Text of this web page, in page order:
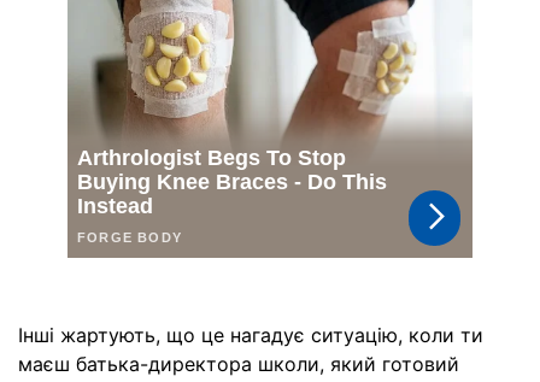
Інші жартують, що це нагадує ситуацію, коли ти
маєш батька-директора школи, який готовий